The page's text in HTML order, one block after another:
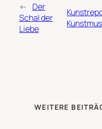
← Der
Schal der
Liebe
WEITERE